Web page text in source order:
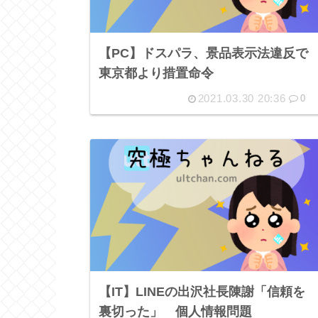
【PC】ドスパラ、景品表示法違反で
東京都より措置命令
2021.03.30 20:36 0
【IT】LINEの出沢社長陳謝「信頼を
裏切った」 個人情報問題